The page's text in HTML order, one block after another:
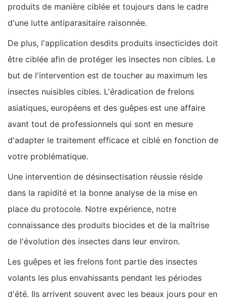
produits de manière ciblée et toujours dans le cadre
d'une lutte antiparasitaire raisonnée.
De plus, l'application desdits produits insecticides doit
être ciblée afin de protéger les insectes non cibles. Le
but de l'intervention est de toucher au maximum les
insectes nuisibles cibles. L'éradication de frelons
asiatiques, européens et des guêpes est une affaire
avant tout de professionnels qui sont en mesure
d'adapter le traitement efficace et ciblé en fonction de
votre problématique.
Une intervention de désinsectisation réussie réside
dans la rapidité et la bonne analyse de la mise en
place du protocole. Notre expérience, notre
connaissance des produits biocides et de la maîtrise
de l'évolution des insectes dans leur environ.
Les guêpes et les frelons font partie des insectes
volants les plus envahissants pendant les périodes
d'été. Ils arrivent souvent avec les beaux jours pour en